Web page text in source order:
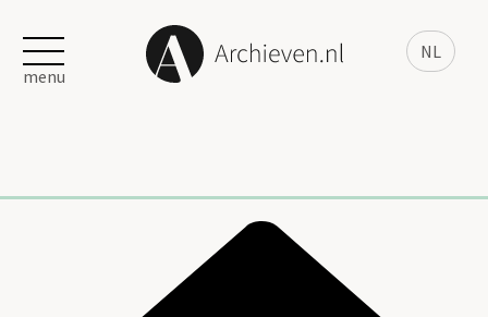
NL
menu